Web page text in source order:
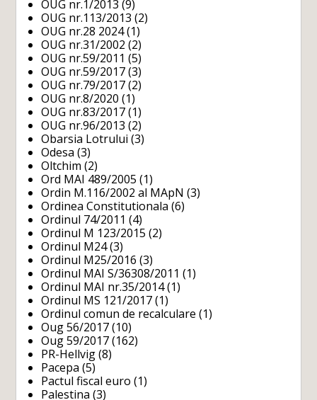
OUG nr.1/2013 (9)
OUG nr.113/2013 (2)
OUG nr.28 2024(1)
OUG nr.31/2002 (2)
OUG nr.59/2011 (5)
OUG nr.59/2017 (3)
OUG nr.79/2017 (2)
OUG nr.8/2020 (1)
OUG nr.83/2017 (1)
OUG nr.96/2013 (2)
Obarsia Lotrului (3)
Odesa (3)
Oltchim (2)
Ord MAI 489/2005 (1)
Ordin M.116/2002 al MApN (3)
Ordinea Constitutionala (6)
Ordinul 74/2011 (4)
Ordinul M 123/2015 (2)
Ordinul M24(3)
Ordinul M25/2016 (3)
Ordinul MAI S/36308/2011 (1)
Ordinul MAI nr.35/2014(1)
Ordinul MS 121/2017 (1)
Ordinul comun de recalculare (1)
Oug 56/2017 (10)
Oug 59/2017 (162)
PR-Hellvig (8)
Pacepa (5)
Pactul fiscal euro (1)
Palestina (3)